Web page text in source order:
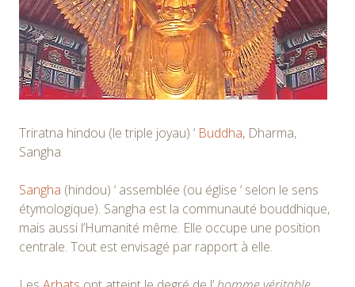
Triratna hindou (le triple joyau) ‘ Buddha, Dharma,
Sangha.
Sangha (hindou) ‘ assemblée (ou église ‘ selon le sens
étymologique). Sangha est la communauté bouddhique,
mais aussi l’Humanité même. Elle occupe une position
centrale. Tout est envisagé par rapport à elle.